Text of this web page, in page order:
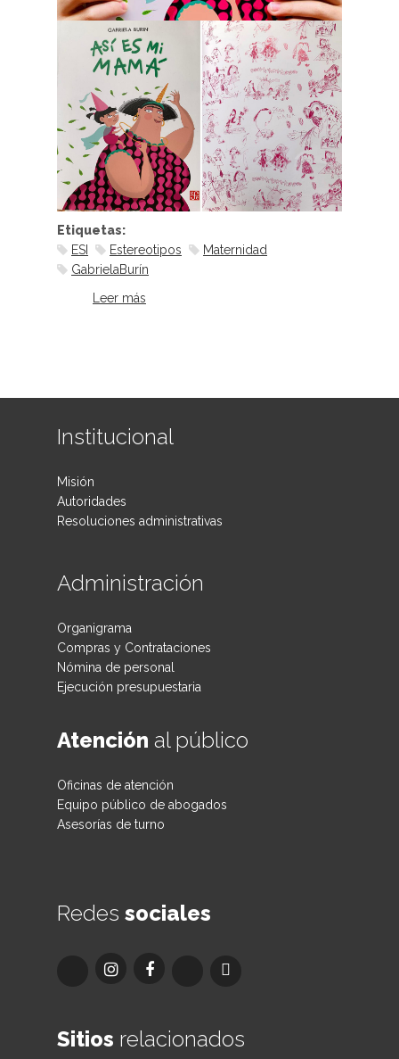
Etiquetas:
ESI
Estereotipos
Maternidad
GabrielaBurín
Leer más
Institucional
Misión
Autoridades
Resoluciones administrativas
Administración
Organigrama
Compras y Contrataciones
Nómina de personal
Ejecución presupuestaria
Atención al público
Oficinas de atención
Equipo público de abogados
Asesorías de turno
Redes sociales
Sitios relacionados